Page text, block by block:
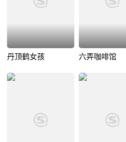
丹顶鹤女孩 六弄咖啡馆